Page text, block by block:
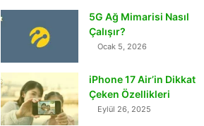
5G Ağ Mimarisi Nasıl
Çalışır?
Ocak 5, 2026
iPhone 17 Air’in Dikkat
Çeken Özellikleri
Eylül 26, 2025